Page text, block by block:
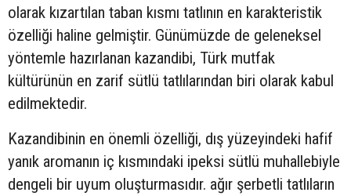
olarak kızartılan taban kısmı tatlının en karakteristik
özelliği haline gelmiştir. Günümüzde de geleneksel
yöntemle hazırlanan kazandibi, Türk mutfak
kültürünün en zarif sütlü tatlılarından biri olarak kabul
edilmektedir.
Kazandibinin en önemli özelliği, dış yüzeyindeki hafif
yanık aromanın iç kısmındaki ipeksi sütlü muhallebiyle
dengeli bir uyum oluşturmasıdır. ağır şerbetli tatlıların